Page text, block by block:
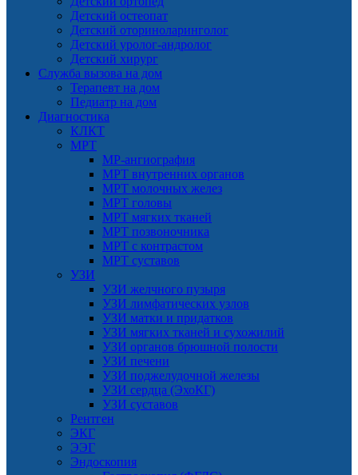
Детский остеопат
Детский оториноларинголог
Детский уролог-андролог
Детский хирург
Служба вызова на дом
Терапевт на дом
Педиатр на дом
Диагностика
КЛКТ
МРТ
МР-ангиография
МРТ внутренних органов
МРТ молочных желез
МРТ головы
МРТ мягких тканей
МРТ позвоночника
МРТ с контрастом
МРТ суставов
УЗИ
УЗИ желчного пузыря
УЗИ лимфатических узлов
УЗИ матки и придатков
УЗИ мягких тканей и сухожилий
УЗИ органов брюшной полости
УЗИ печени
УЗИ поджелудочной железы
УЗИ сердца (ЭхоКГ)
УЗИ суставов
Рентген
ЭКГ
ЭЭГ
Эндоскопия